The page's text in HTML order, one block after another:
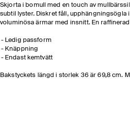
Skjorta i bomull med en touch av
subtil lyster. Diskret fåll, upphängningsögla
voluminösa ärmar med insnitt. En
Ledig passform
Knäppning
Endast kemtvätt
Bakstyckets längd i storlek 36 är 69,8 cm.